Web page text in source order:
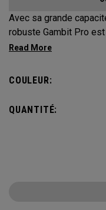
Avec sa grande
robuste Gambit Pro
compartiments et
importantes à portée de
COULEUR:
QUANTITÉ: